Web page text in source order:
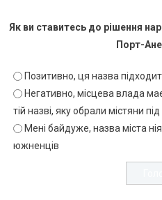
Як ви ставитесь до рішення
Порт-
Позитивно, ця назва
Негативно, місцева влада
тій назві, яку обрали містяни
Мені байдуже, назва міста
южненців